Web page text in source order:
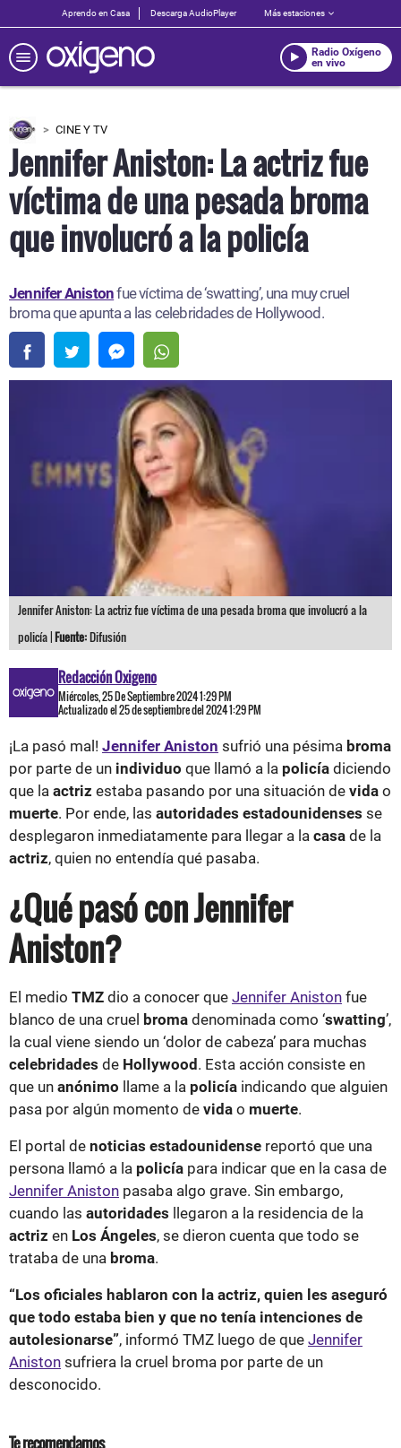
Aprendo en Casa Descarga AudioPlayer Más estaciones
Radio Oxígeno
en vivo
CINE Y TV
Jennifer Aniston: La actriz fue
víctima de una pesada broma
que involucró a la policía
Jennifer Anistonfue víctima de ‘swatting’, una muy cruel
broma que apunta a las celebridades de Hollywood.
Jennifer Aniston: La actriz fue víctima de una pesada broma que involucró a la
policía |Fuente:Difusión
Redacción Oxigeno
Miércoles, 25 De Septiembre 2024 1:29 PM
Actualizado el 25 de septiembre del 2024 1:29 PM
¡La pasó mal! Jennifer Aniston sufrió una pésima broma
por parte de un individuo que llamó a la policía diciendo
que la actriz estaba pasando por una situación de vida o
muerte. Por ende, las autoridades estadounidenses se
desplegaron inmediatamente para llegar a la casa de la
actriz, quien no entendía qué pasaba.
¿Qué pasó con Jennifer
Aniston?
El medio TMZ dio a conocer que Jennifer Aniston fue
blanco de una cruel broma denominada como ‘swatting’,
la cual viene siendo un ‘dolor de cabeza’ para muchas
celebridades de Hollywood. Esta acción consiste en
que un anónimo llame a la policía indicando que alguien
pasa por algún momento de vida o muerte.
El portal de noticias estadounidense reportó que una
persona llamó a la policía para indicar que en la casa de
Jennifer Aniston pasaba algo grave. Sin embargo,
cuando las autoridades llegaron a la residencia de la
actriz en Los Ángeles, se dieron cuenta que todo se
trataba de una broma.
“Los oficiales hablaron con la actriz, quien les aseguró
que todo estaba bien y que no tenía intenciones de
autolesionarse”, informó TMZ luego de que Jennifer
Aniston sufriera la cruel broma por parte de un
desconocido.
Te recomendamos